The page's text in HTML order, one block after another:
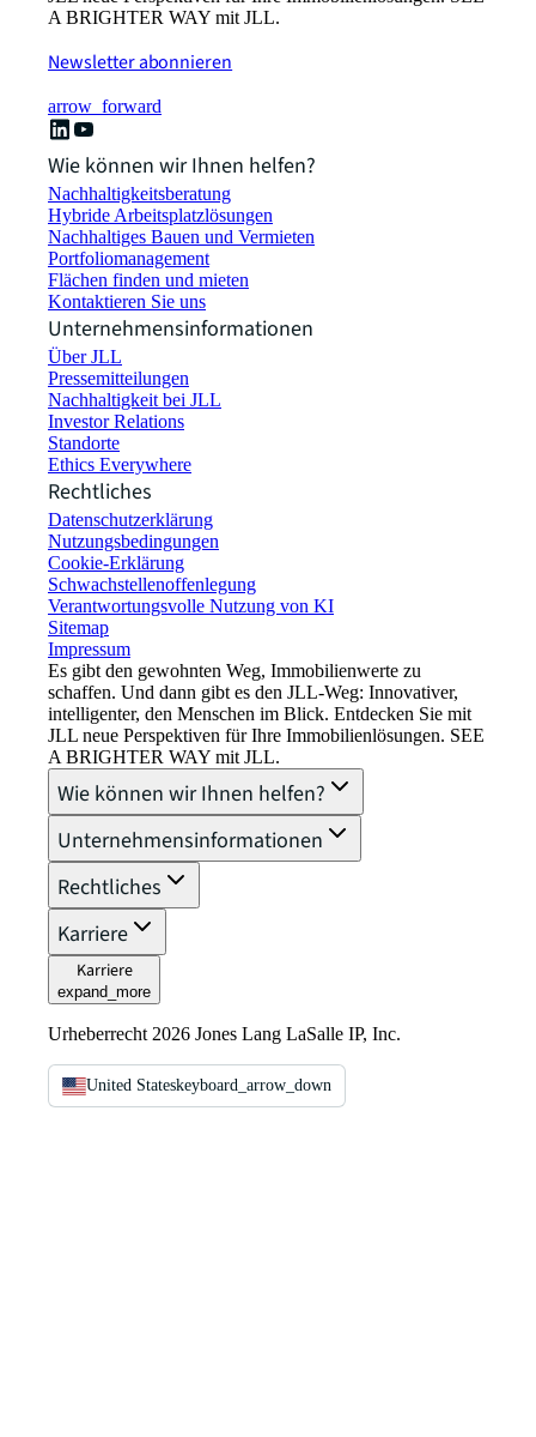
A BRIGHTER WAY mit JLL.
Newsletter abonnieren
arrow_forward
Wie können wir Ihnen helfen?
Nachhaltigkeitsberatung
Hybride Arbeitsplatzlösungen
Nachhaltiges Bauen und Vermieten
Portfoliomanagement
Flächen finden und mieten
Kontaktieren Sie uns
Unternehmensinformationen
Über JLL
Pressemitteilungen
Nachhaltigkeit bei JLL
Investor Relations
Standorte
Ethics Everywhere
Rechtliches
Datenschutzerklärung
Nutzungsbedingungen
Cookie-Erklärung
Schwachstellenoffenlegung
Verantwortungsvolle Nutzung von KI
Sitemap
Impressum​
Es gibt den gewohnten Weg, Immobilienwerte zu
schaffen. Und dann gibt es den JLL-Weg: Innovativer,
intelligenter, den Menschen im Blick. Entdecken Sie mit
JLL neue Perspektiven für Ihre Immobilienlösungen. SEE
A BRIGHTER WAY mit JLL.
Wie können wir Ihnen helfen?
Unternehmensinformationen
Rechtliches
Karriere
Karriere
expand_more
Urheberrecht 2026 Jones Lang LaSalle IP, Inc.
United Stateskeyboard_arrow_down